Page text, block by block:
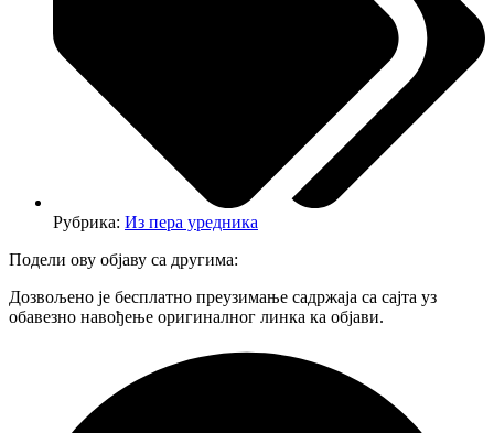
Рубрика: Из пера уредника
Подели ову објаву са другима:
Дозвољено је бесплатно преузимање садржаја са сајта уз
обавезно навођење оригиналног линка ка објави.